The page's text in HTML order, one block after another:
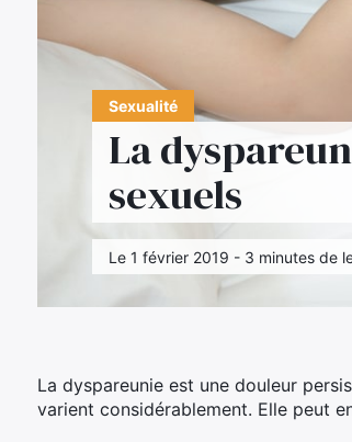
Sexualité
La
sexuels
Le 1 février 2019 - 3 minutes de
La dyspareunie est une douleur
varient considérablement. Elle peut